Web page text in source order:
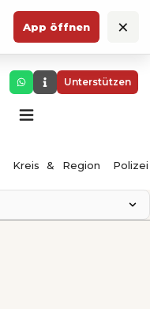
App öffnen ×
Unterstützen
Kreis & Region Polizei